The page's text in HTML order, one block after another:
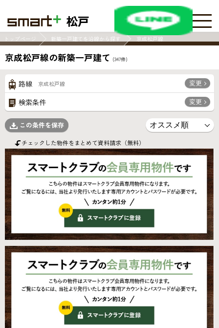
松戸
トップページ 新築一戸建てを沿線から探す 京成松戸線
京成松戸線の新築一戸建て (347件)
路線 京成松戸線 変更
検索条件 変更
この条件を保存
チェックした物件をまとめて資料請求（無料）